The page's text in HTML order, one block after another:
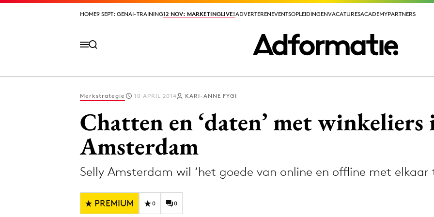
HOME9 SEPT: GENAI-TRAINING12 NOV: MARKETINGLIVE!ADVERTERENEVENTSOPLEIDINGENVACATURESACADEMYPARTNERS
HOME9 SEPT: GENAI-TRAINING12 NOV: MARKETINGLIVE!ADVERTERENEVENTSOPLEIDINGENVACATURESACADEMYPARTNERS
Design
Diversiteit
Media
Merkstrategie 10 APRIL 2014 KARI-ANNE FYGI
Chatten en ‘daten’ met winkeliers
Amsterdam
Selly Amsterdam wil ‘het goede van online en offline met elkaar
PREMIUM 0 0